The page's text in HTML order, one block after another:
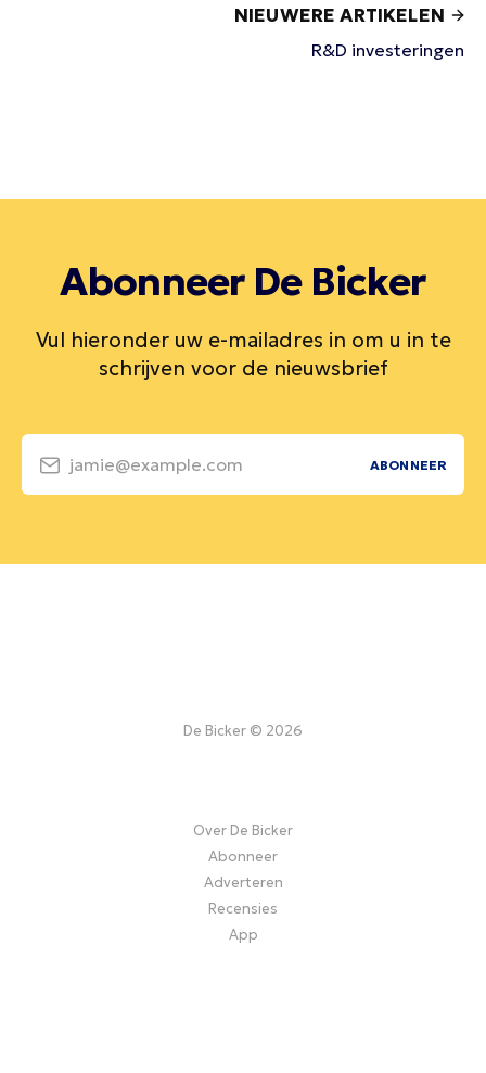
NIEUWERE ARTIKELEN
R&D investeringen
Abonneer De Bicker
Vul hieronder uw e-mailadres in om u in te
schrijven voor de nieuwsbrief
jamie@example.com ABONNEER
De Bicker © 2026
Over De Bicker
Abonneer
Adverteren
Recensies
App